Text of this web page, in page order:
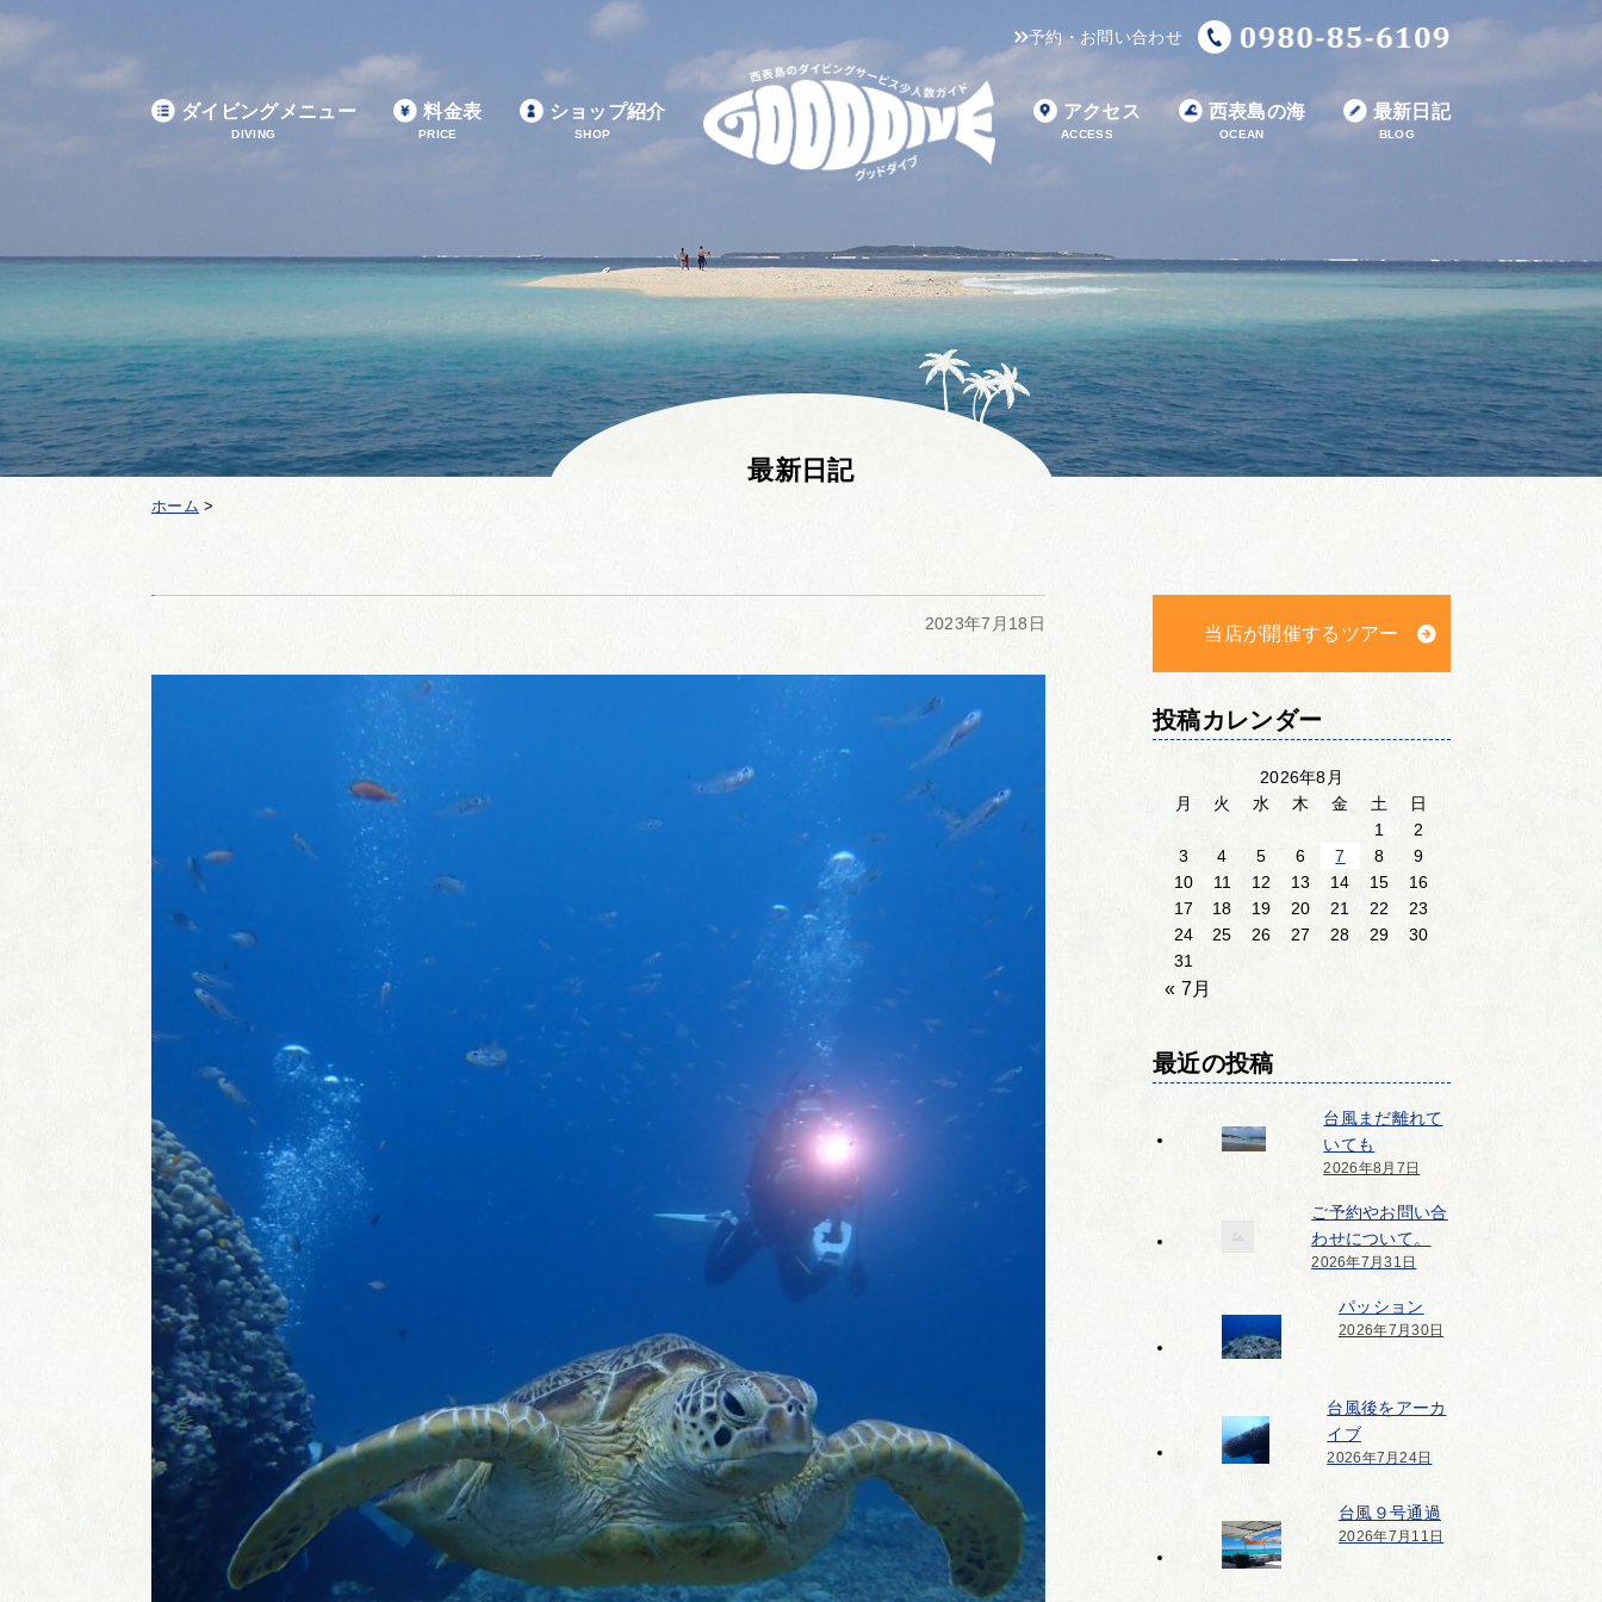
予約・お問い合わせ
ダイビングメニュー
DIVING
料金表
PRICE
ショップ紹介
SHOP
アクセス
ACCESS
西表島の海
OCEAN
最新日記
BLOG
最新日記
ホーム >
2023年7月18日 当店が開催するツアー
投稿カレンダー
2026年8月
月
火 水 木 金 土
日
1
2
3
4 5 6 7 8
9
10
11 12 13 14 15
16
17
18 19 20 21 22
23
24
25 26 27 28 29
30
31
« 7月
最近の投稿
台風まだ離れて
いても
2026年8月7日
ご予約やお問い合
わせについて。
2026年7月31日
パッション
2026年7月30日
台風後をアーカ
イブ
2026年7月24日
台風９号通過
2026年7月11日